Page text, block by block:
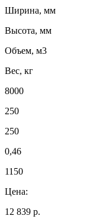
Ширина, мм
Высота, мм
Объем, м3
Вес, кг
8000
250
250
0,46
1150
Цена:
12 839 р.